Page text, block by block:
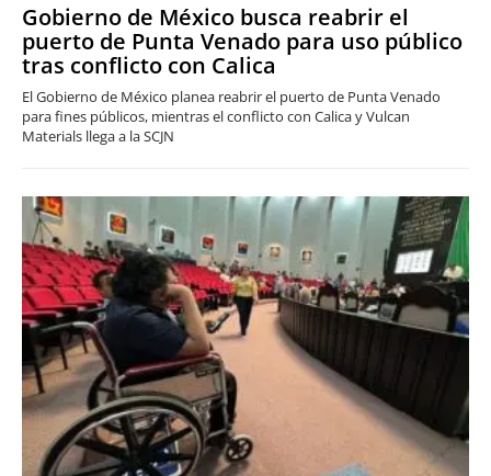
Gobierno de México busca reabrir el
puerto de Punta Venado para uso público
tras conflicto con Calica
El Gobierno de México planea reabrir el puerto de Punta Venado
para fines públicos, mientras el conflicto con Calica y Vulcan
Materials llega a la SCJN